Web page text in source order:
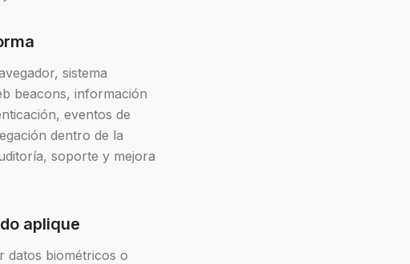
sistema
beacons, información
eventos de
dentro de la
soporte y mejora
aplique
datos biométricos o